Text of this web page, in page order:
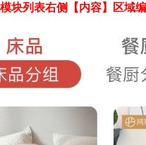
块列表右侧【内容】区域编